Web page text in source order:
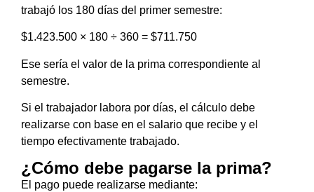
trabajó los 180 días del primer semestre:
$1.423.500 × 180 ÷ 360 = $711.750
Ese sería el valor de la prima correspondiente al
semestre.
Si el trabajador labora por días, el cálculo debe
realizarse con base en el salario que recibe y el
tiempo efectivamente trabajado.
¿Cómo debe pagarse la prima?
El pago puede realizarse mediante: